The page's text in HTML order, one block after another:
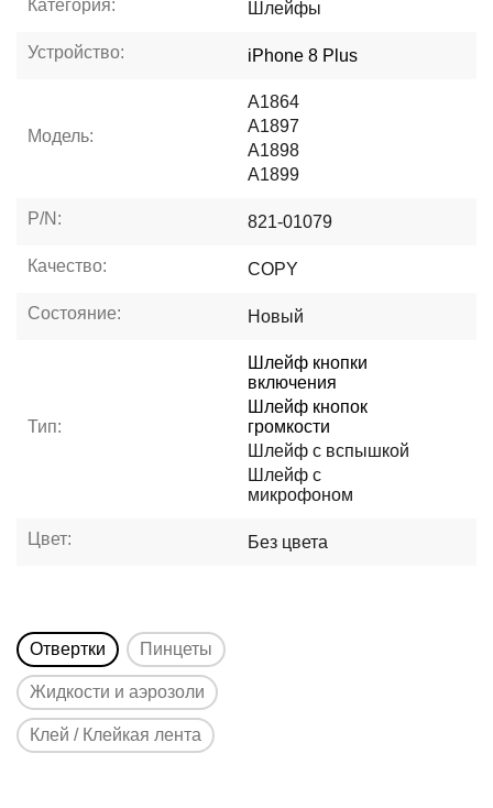
Категория: Шлейфы
Устройство: iPhone 8 Plus
Модель:
A1864
A1897
A1898
A1899
P/N: 821-01079
Качество: COPY
Состояние: Новый
Тип:
Шлейф кнопки
включения
Шлейф кнопок
громкости
Шлейф с вспышкой
Шлейф с
микрофоном
Цвет: Без цвета
Отвертки Пинцеты
Жидкости и аэрозоли
Клей / Клейкая лента